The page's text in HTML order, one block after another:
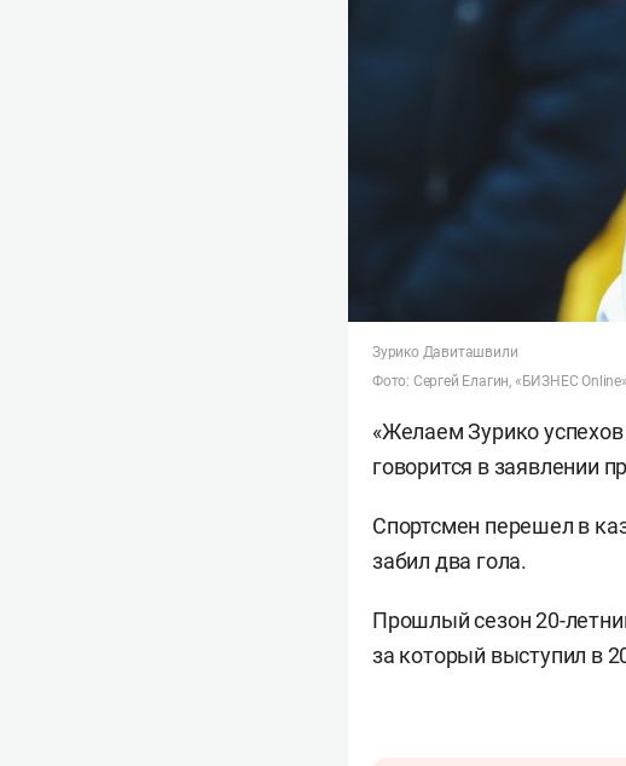
Зурико Давиташвили
Фото: Сергей Елагин, «БИЗНЕС Online»
«Желаем Зурико
говорится в заявлении
Спортсмен перешел в
забил два гола.
Прошлый сезон 20-
за который выступил в